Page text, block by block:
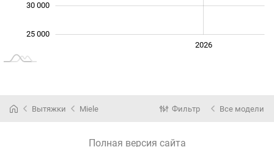
25 000
30 000
2026
Вытяжки Miele Фильтр Все модели
Полная версия сайта